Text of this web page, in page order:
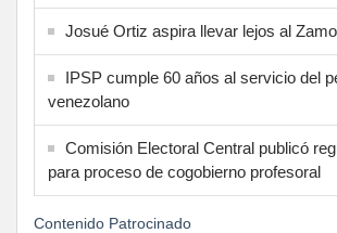
Josué Ortiz aspira llevar lejos al
IPSP cumple 60 años al servicio del
venezolano
Comisión Electoral Central publicó
para proceso de cogobierno profesoral
Contenido Patrocinado